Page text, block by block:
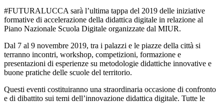
#FUTURALUCCA sarà l’ultima tappa del 2019 delle iniziative
formative di accelerazione della didattica digitale in relazione al
Piano Nazionale Scuola Digitale organizzate dal MIUR.
Dal 7 al 9 novembre 2019, tra i palazzi e le piazze della città si
terranno incontri, workshop, competizioni, formazione e
presentazioni di esperienze su metodologie didattiche innovative e
buone pratiche delle scuole del territorio.
Questi eventi costituiranno una straordinaria occasione di confronto
e di dibattito sui temi dell’innovazione didattica digitale. Tutte le